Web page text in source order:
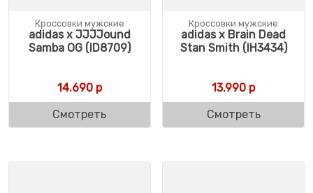
Кроссовки мужские
adidas x JJJJound
Samba OG (ID8709)
14.690р
Смотреть
Кроссовки мужские
adidas x Brain Dead
Stan Smith (IH3434)
13.990 р
Смотреть